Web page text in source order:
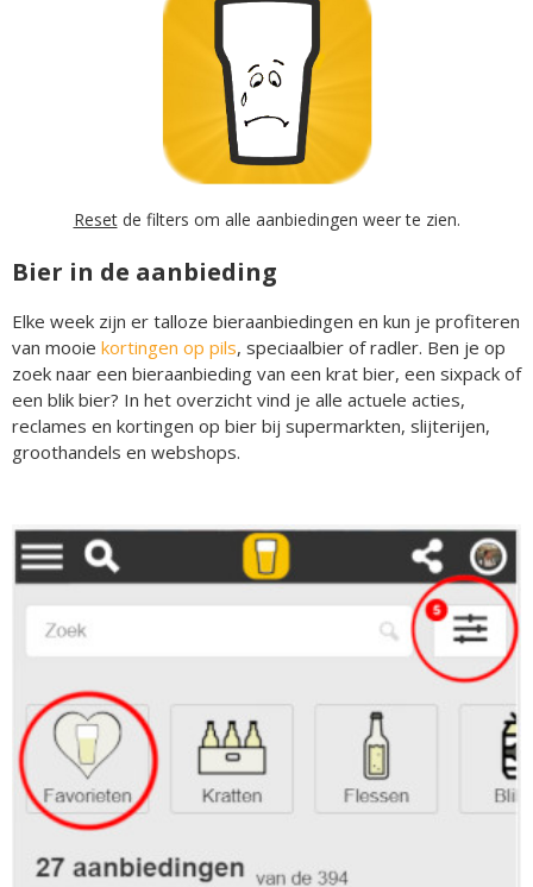
Resetde filters om alle aanbiedingen weer te zien.
Bier in de aanbieding
Elke week zijn er talloze bieraanbiedingen en kun je profiteren
van mooie kortingen op pils, speciaalbier of radler. Ben je op
zoek naar een bieraanbieding van een krat bier, een sixpack of
een blik bier? In het overzicht vind je alle actuele acties,
reclames en kortingen op bier bij supermarkten, slijterijen,
groothandels en webshops.